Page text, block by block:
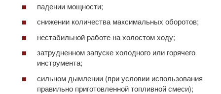
падении мощности;
снижении количества максимальных оборотов;
нестабильной работе на холостом ходу;
затрудненном запуске холодного или горячего
инструмента;
сильном дымлении (при условии использования
правильно приготовленной топливной смеси);